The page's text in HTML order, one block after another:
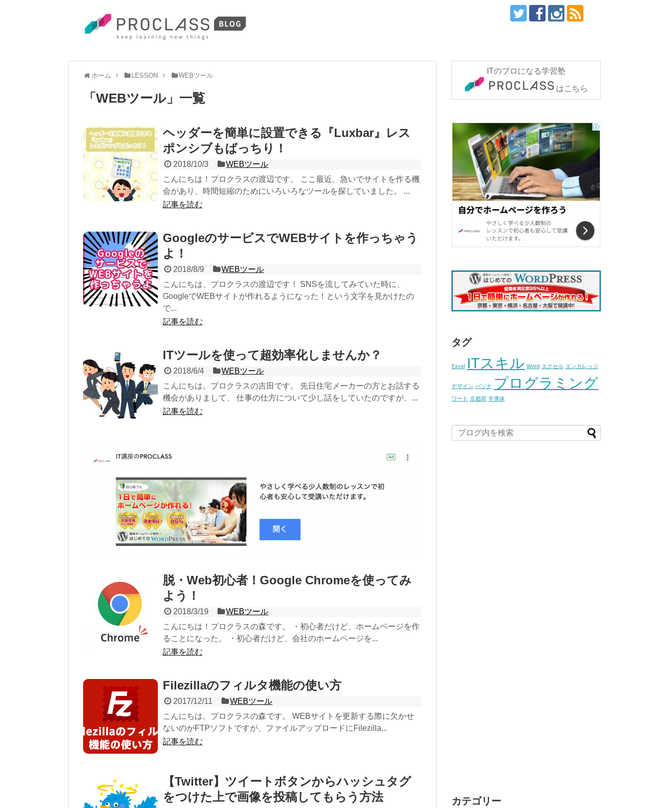
ホーム LESSON WEBツール
「 WEBツール 」 一覧
ヘッダーを簡単に設置できる『Luxbar』レス
ポンシブもばっちり！
2018/10/3
WEBツール
こんにちは！プロクラスの渡辺です。 ここ最近、急いでサイトを作る機
会があり、時間短縮のためにいろいろなツールを探していました。 ...
記事を読む
GoogleのサービスでWEBサイトを作っちゃう
よ！
2018/8/9
WEBツール
こんにちは、プロクラスの渡辺です！ SNSを流してみていた時に、
GoogleでWEBサイトが作れるようになった！という文字を見かけたの
で...
記事を読む
ITツールを使って超効率化しませんか？
2018/6/4
WEBツール
こんにちは。プロクラスの吉田です。 先日住宅メーカーの方とお話する
機会がありまして、 仕事の仕方について少し話をしていたのですが、...
記事を読む
脱・Web初心者！Google Chromeを使ってみ
よう！
2018/3/19
WEBツール
こんにちは！プロクラスの森です。 ・初心者だけど、ホームページを作
ることになった。 ・初心者だけど、会社のホームページを...
記事を読む
Filezillaのフィルタ機能の使い方
2017/12/11
WEBツール
こんにちは。プロクラスの森です。 WEBサイトを更新する際に欠かせ
ないのがFTPソフトですが、ファイルアップロードにFilezilla...
記事を読む
【Twitter】ツイートボタンからハッシュタグ
をつけた上で画像を投稿してもらう方法
ITのプロになる学習塾
はこちら
タグ
Excel ITスキル Word エクセル エンカレッジ
デザイン パソナ プログラミング
ワード 京都府 半導体
カテゴリー